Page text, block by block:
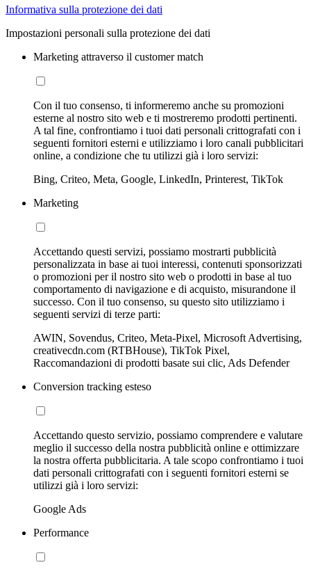
Informativa sulla protezione dei dati
Impostazioni personali sulla protezione dei dati
Marketing attraverso il customer match
Con il tuo consenso, ti informeremo anche su promozioni
esterne al nostro sito web e ti mostreremo prodotti pertinenti.
A tal fine, confrontiamo i tuoi dati personali crittografati con i
seguenti fornitori esterni e utilizziamo i loro canali pubblicitari
online, a condizione che tu utilizzi già i loro servizi:
Bing, Criteo, Meta, Google, LinkedIn, Printerest, TikTok
Marketing
Accettando questi servizi, possiamo mostrarti pubblicità
personalizzata in base ai tuoi interessi, contenuti sponsorizzati
o promozioni per il nostro sito web o prodotti in base al tuo
comportamento di navigazione e di acquisto, misurandone il
successo. Con il tuo consenso, su questo sito utilizziamo i
seguenti servizi di terze parti:
AWIN, Sovendus, Criteo, Meta-Pixel, Microsoft Advertising,
creativecdn.com (RTBHouse), TikTok Pixel,
Raccomandazioni di prodotti basate sui clic, Ads Defender
Conversion tracking esteso
Accettando questo servizio, possiamo comprendere e valutare
meglio il successo della nostra pubblicità online e ottimizzare
la nostra offerta pubblicitaria. A tale scopo confrontiamo i tuoi
dati personali crittografati con i seguenti fornitori esterni se
utilizzi già i loro servizi:
Google Ads
Performance